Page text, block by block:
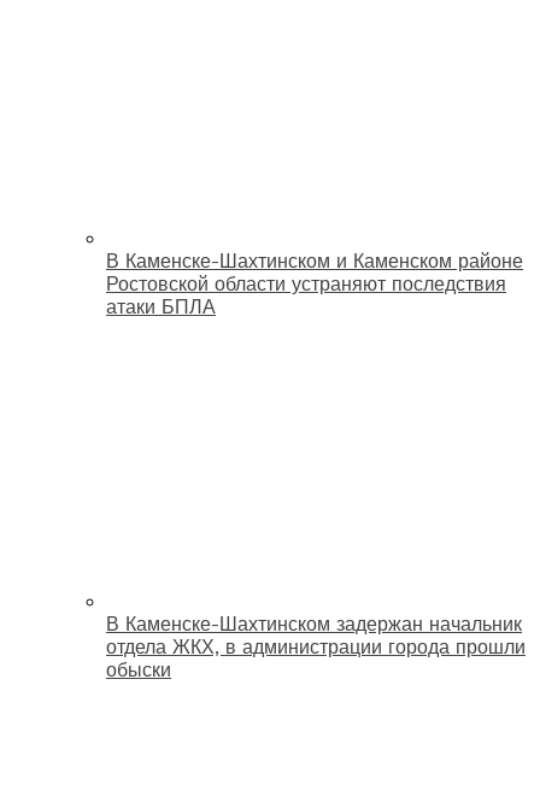
В Каменске-Шахтинском и Каменском районе
Ростовской области устраняют последствия
атаки БПЛА
В Каменске-Шахтинском задержан начальник
отдела ЖКХ, в администрации города прошли
обыски